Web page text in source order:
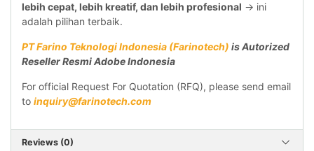
lebih cepat, lebih kreatif, dan lebih profesional → ini
adalah pilihan terbaik.
PT Farino Teknologi Indonesia (Farinotech) is Autorized
Reseller Resmi Adobe Indonesia
For official Request For Quotation (RFQ), please send email
to inquiry@farinotech.com
Reviews (0)